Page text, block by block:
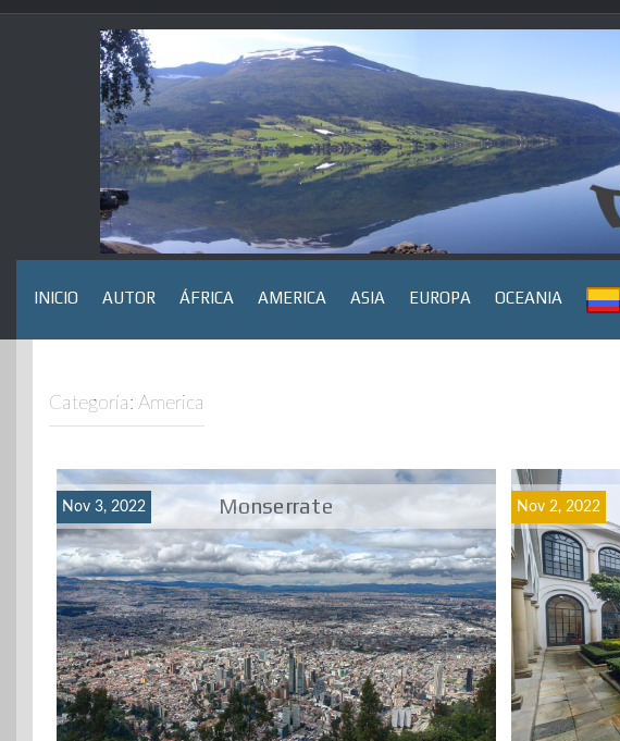
Saltar
INICIO AUTOR ÁFRICA AMERICA ASIA EUROPA OCEANIA
Categoría: America
Monserrate
Nov 3, 2022 Nov 2, 2022